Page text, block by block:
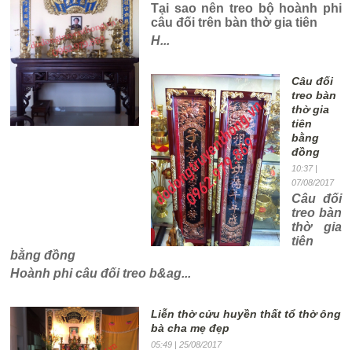
Tại sao nên treo bộ hoành phi
câu đối trên bàn thờ gia tiên
H...
Câu đối
treo bàn
thờ gia
tiên
bằng
đồng
10:37|
07/08/2017
Câu đối
treo bàn
thờ gia
tiên
bằng đồng
Hoành phi câu đối treo b&ag...
Liễn thờ cửu huyền thất tổ thờ ông
bà cha mẹ đẹp
05:49| 25/08/2017